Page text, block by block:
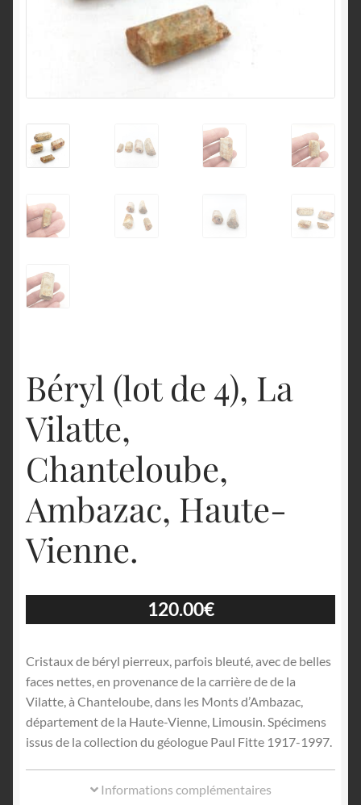
Béryl (lot de 4), La
Vilatte,
Chanteloube,
Ambazac, Haute-
Vienne.
120.00€
Cristaux de béryl pierreux, parfois bleuté, avec de belles
faces nettes, en provenance de la carrière de de la
Vilatte, à Chanteloube, dans les Monts d’Ambazac,
département de la Haute-Vienne, Limousin. Spécimens
issus de la collection du géologue Paul Fitte 1917-1997.
Informations complémentaires